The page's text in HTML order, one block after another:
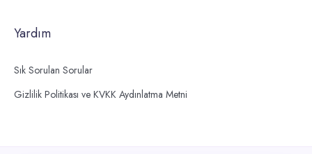
Yardım
Sık Sorulan Sorular
Gizlilik Politikası ve KVKK Aydınlatma Metni